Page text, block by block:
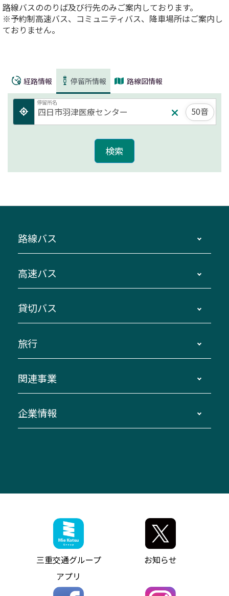
路線バスののりば及び行先のみご案内しております。
※予約制高速バス、コミュニティバス、降車場所はご案内し
ておりません。
経路情報 停留所情報 路線図情報
停留所名
50音
路線バス
主要停留所案内図・時刻表
路線バスのご利用方法
三重交通接近情報バスロケーションシステム
ダイヤ改正情報
迂回・休止について
臨時バスについて
伊勢二見鳥羽周遊バスCANばす
「みえブルーライン」（三重大学病院直通バ
神都ライナー
ミジュマルのラッピングバス（鈴鹿管内）
参宮バス
神都バス
パールシャトル
バス情報の見える化
高速バス
南紀・VISON～横浜・東京・埼玉
伊賀～名古屋
南紀～VISON～名古屋
湯の山温泉～名古屋
桑名・長島温泉・金城ふ頭駅～中部国際空港
（休止中）
お客様駐車場のご案内
アイコンの説明
インターネット予約
よくあるご質問
お問い合わせ
貸切バス
貸切バスのご利用について
お問い合わせ
旅行
貸切バス団体旅行
美し国周遊ばす
関連事業
自家用自動車車両運行管理
ザ・バスコレクション三重交通バスセット
三重交通公式グッズ
企業情報
ファンコーナー
お問い合わせ
お知らせ・最新情報一覧
ニュースリリース
お問い合わせ
三重交通グループ
アプリ
お知らせ